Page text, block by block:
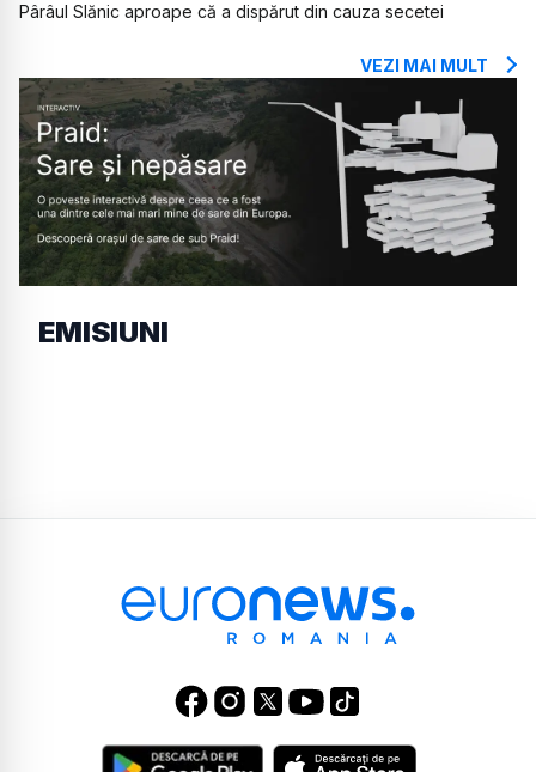
Pârâul Slănic aproape că a dispărut din cauza secetei
VEZI MAI MULT
EMISIUNI